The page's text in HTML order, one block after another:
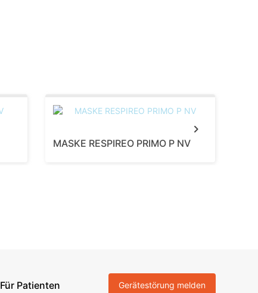
MASKE RESPIREO PRIMO P NV
Für Patienten Gerätestörung melden